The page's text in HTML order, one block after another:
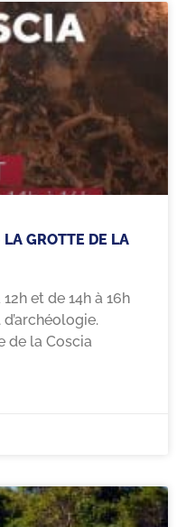
GROTTE DE LA
et de 14h à 16h
de la Coscia